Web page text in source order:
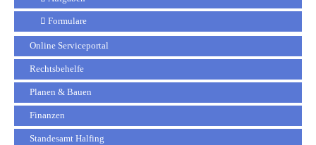
Formulare
Online Serviceportal
Rechtsbehelfe
Planen & Bauen
Finanzen
Standesamt Halfing